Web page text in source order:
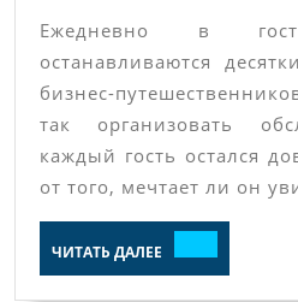
Ежедневно в
останавливаются
бизнес-
так организовать
каждый гость остался
от того, мечтает ли он
ЧИТАТЬ ДАЛЕЕ ДАЛЕЕ